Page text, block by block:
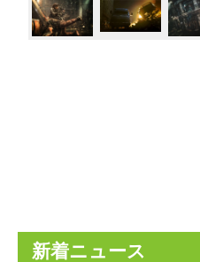
新着ニュース